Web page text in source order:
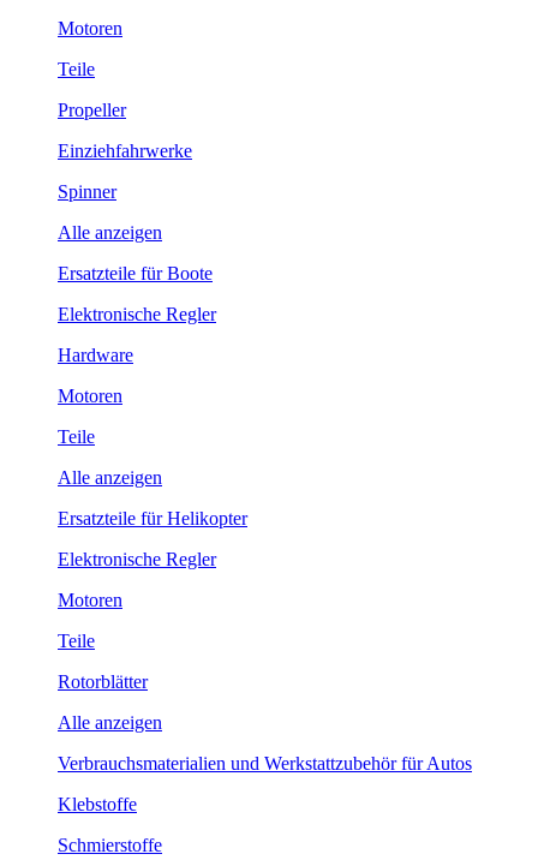
Motoren
Teile
Propeller
Einziehfahrwerke
Spinner
Alle anzeigen
Ersatzteile für Boote
Elektronische Regler
Hardware
Motoren
Teile
Alle anzeigen
Ersatzteile für Helikopter
Elektronische Regler
Motoren
Teile
Rotorblätter
Alle anzeigen
Verbrauchsmaterialien und Werkstattzubehör für Autos
Klebstoffe
Schmierstoffe